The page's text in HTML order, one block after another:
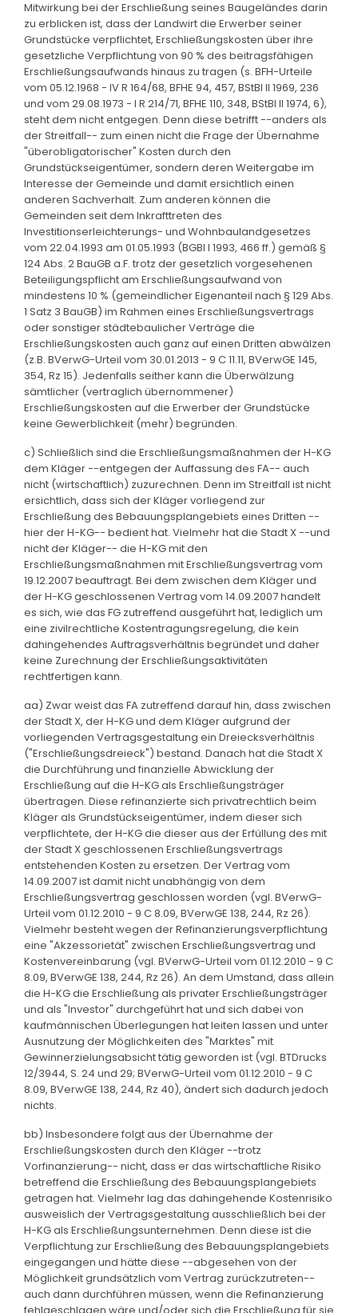
Mitwirkung bei der Erschließung seines Baugeländes darin
zu erblicken ist, dass der Landwirt die Erwerber seiner
Grundstücke verpflichtet, Erschließungskosten über ihre
gesetzliche Verpflichtung von 90 % des beitragsfähigen
Erschließungsaufwands hinaus zu tragen (s. BFH-Urteile
vom 05.12.1968 - IV R 164/68, BFHE 94, 457, BStBl II 1969, 236
und vom 29.08.1973 - I R 214/71, BFHE 110, 348, BStBl II 1974, 6),
steht dem nicht entgegen. Denn diese betrifft --anders als
der Streitfall-- zum einen nicht die Frage der Übernahme
"überobligatorischer" Kosten durch den
Grundstückseigentümer, sondern deren Weitergabe im
Interesse der Gemeinde und damit ersichtlich einen
anderen Sachverhalt. Zum anderen können die
Gemeinden seit dem Inkrafttreten des
Investitionserleichterungs- und Wohnbaulandgesetzes
vom 22.04.1993 am 01.05.1993 (BGBl I 1993, 466 ff.) gemäß §
124 Abs. 2 BauGB a.F. trotz der gesetzlich vorgesehenen
Beteiligungspflicht am Erschließungsaufwand von
mindestens 10 % (gemeindlicher Eigenanteil nach § 129 Abs.
1 Satz 3 BauGB) im Rahmen eines Erschließungsvertrags
oder sonstiger städtebaulicher Verträge die
Erschließungskosten auch ganz auf einen Dritten abwälzen
(z.B. BVerwG-Urteil vom 30.01.2013 - 9 C 11.11, BVerwGE 145,
354, Rz 15). Jedenfalls seither kann die Überwälzung
sämtlicher (vertraglich übernommener)
Erschließungskosten auf die Erwerber der Grundstücke
keine Gewerblichkeit (mehr) begründen.
c) Schließlich sind die Erschließungsmaßnahmen der H-KG
dem Kläger --entgegen der Auffassung des FA-- auch
nicht (wirtschaftlich) zuzurechnen. Denn im Streitfall ist nicht
ersichtlich, dass sich der Kläger vorliegend zur
Erschließung des Bebauungsplangebiets eines Dritten --
hier der H-KG-- bedient hat. Vielmehr hat die Stadt X --und
nicht der Kläger-- die H-KG mit den
Erschließungsmaßnahmen mit Erschließungsvertrag vom
19.12.2007 beauftragt. Bei dem zwischen dem Kläger und
der H-KG geschlossenen Vertrag vom 14.09.2007 handelt
es sich, wie das FG zutreffend ausgeführt hat, lediglich um
eine zivilrechtliche Kostentragungsregelung, die kein
dahingehendes Auftragsverhältnis begründet und daher
keine Zurechnung der Erschließungsaktivitäten
rechtfertigen kann.
aa) Zwar weist das FA zutreffend darauf hin, dass zwischen
der Stadt X, der H-KG und dem Kläger aufgrund der
vorliegenden Vertragsgestaltung ein Dreiecksverhältnis
("Erschließungsdreieck") bestand. Danach hat die Stadt X
die Durchführung und finanzielle Abwicklung der
Erschließung auf die H-KG als Erschließungsträger
übertragen. Diese refinanzierte sich privatrechtlich beim
Kläger als Grundstückseigentümer, indem dieser sich
verpflichtete, der H-KG die dieser aus der Erfüllung des mit
der Stadt X geschlossenen Erschließungsvertrags
entstehenden Kosten zu ersetzen. Der Vertrag vom
14.09.2007 ist damit nicht unabhängig von dem
Erschließungsvertrag geschlossen worden (vgl. BVerwG-
Urteil vom 01.12.2010 - 9 C 8.09, BVerwGE 138, 244, Rz 26).
Vielmehr besteht wegen der Refinanzierungsverpflichtung
eine "Akzessorietät" zwischen Erschließungsvertrag und
Kostenvereinbarung (vgl. BVerwG-Urteil vom 01.12.2010 - 9 C
8.09, BVerwGE 138, 244, Rz 26). An dem Umstand, dass allein
die H-KG die Erschließung als privater Erschließungsträger
und als "Investor" durchgeführt hat und sich dabei von
kaufmännischen Überlegungen hat leiten lassen und unter
Ausnutzung der Möglichkeiten des "Marktes" mit
Gewinnerzielungsabsicht tätig geworden ist (vgl. BTDrucks
12/3944, S. 24 und 29; BVerwG-Urteil vom 01.12.2010 - 9 C
8.09, BVerwGE 138, 244, Rz 40), ändert sich dadurch jedoch
nichts.
bb) Insbesondere folgt aus der Übernahme der
Erschließungskosten durch den Kläger --trotz
Vorfinanzierung-- nicht, dass er das wirtschaftliche Risiko
betreffend die Erschließung des Bebauungsplangebiets
getragen hat. Vielmehr lag das dahingehende Kostenrisiko
ausweislich der Vertragsgestaltung ausschließlich bei der
H-KG als Erschließungsunternehmen. Denn diese ist die
Verpflichtung zur Erschließung des Bebauungsplangebiets
eingegangen und hätte diese --abgesehen von der
Möglichkeit grundsätzlich vom Vertrag zurückzutreten--
auch dann durchführen müssen, wenn die Refinanzierung